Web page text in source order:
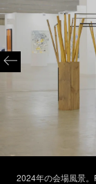
2024年の会場風景